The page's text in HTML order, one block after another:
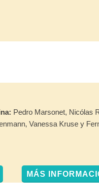
Pedro Marsonet, Nicólas
Vanessa Kruse y
MÁS